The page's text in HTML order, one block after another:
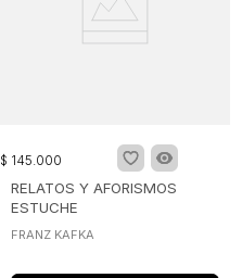
$ 145.000
RELATOS Y AFORISMOS
ESTUCHE
FRANZ KAFKA